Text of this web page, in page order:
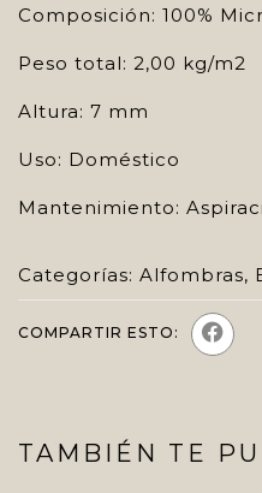
Composición: 100%
Peso total: 2,00 kg/m2
Altura: 7 mm
Uso: Doméstico
Mantenimiento:
Categorías: Alfombras,
COMPARTIR ESTO:
TAMBIÉN TE